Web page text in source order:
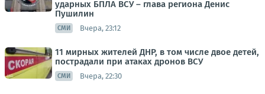
ударных БПЛА ВСУ – глава региона Денис
Пушилин
СМИ Вчера, 23:12
11 мирных жителей ДНР, в том числе двое детей,
пострадали при атаках дронов ВСУ
СМИ Вчера, 22:30